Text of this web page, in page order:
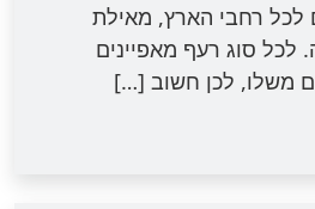
לכל רחבי הארץ, מאילת
לכל סוג רעף מאפיינים
משלו, לכן חשוב […]